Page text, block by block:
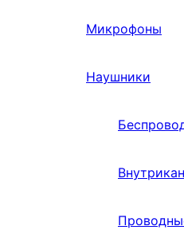
Микрофоны
Наушники